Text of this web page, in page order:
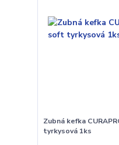
Zubná kefka
tyrkysová 1ks